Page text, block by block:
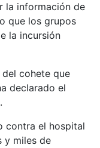
la información de
que los grupos
la incursión
del cohete que
declarado el
contra el hospital
y miles de